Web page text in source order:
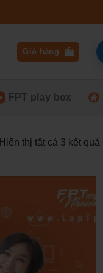
Giỏ hàng
FPT play box
Hiển thị tất cả 3 kết quả
Add to
wishlist